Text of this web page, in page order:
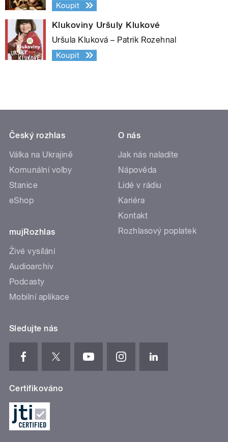
Koupit
Klukoviny Uršuly Klukové
Uršula Kluková – Patrik Rozehnal
Koupit
Český rozhlas
Válka na Ukrajině
Komunální volby
Stanice
eShop
mujRozhlas
Živé vysílání
Audioarchiv
Podcasty
Mobilní aplikace
O nás
Jak nás naladíte
Nápověda
Lidé v rádiu
Kariéra
Kontakt
Rozhlasový poplatek
Sledujte nás
Certifikováno